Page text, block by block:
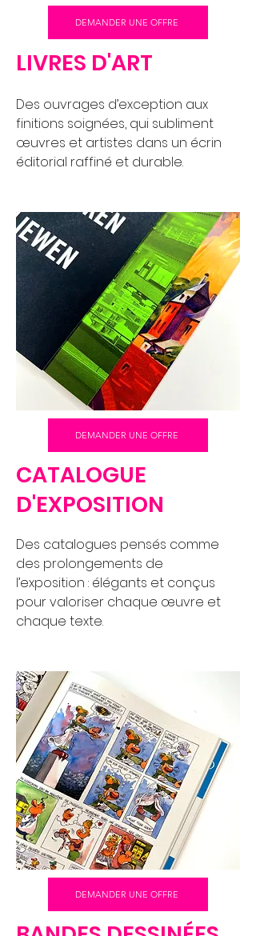
DEMANDER UNE OFFRE
LIVRES D'ART
Des ouvrages d’exception aux
finitions soignées, qui subliment
œuvres et artistes dans un écrin
éditorial raffiné et durable.
DEMANDER UNE OFFRE
CATALOGUE
D'EXPOSITION
Des catalogues pensés comme
des prolongements de
l’exposition : élégants et conçus
pour valoriser chaque œuvre et
chaque texte.
DEMANDER UNE OFFRE